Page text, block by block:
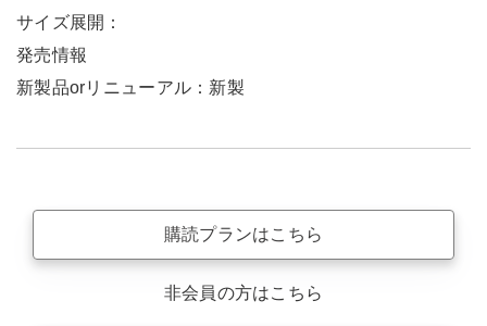
サイズ展開：
発売情報
新製品orリニューアル：新製
購読プランはこちら
非会員の方はこちら